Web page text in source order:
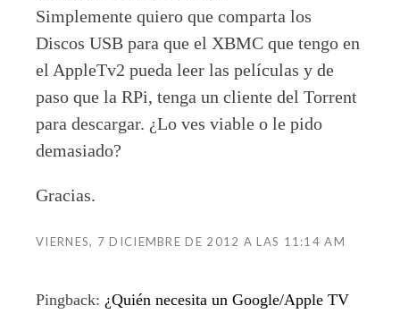
Simplemente quiero que comparta los
Discos USB para que el XBMC que tengo en
el AppleTv2 pueda leer las películas y de
paso que la RPi, tenga un cliente del Torrent
para descargar. ¿Lo ves viable o le pido
demasiado?
Gracias.
VIERNES, 7 DICIEMBRE DE 2012 A LAS 11:14 AM
Pingback: ¿Quién necesita un Google/Apple TV